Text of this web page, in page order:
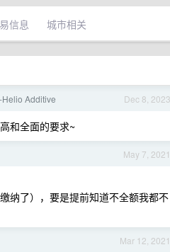
信息 城市相关
Dec 8, 2023
Helio Additive
和全面的要求~
May 7, 2021
纳了），要是提前知道不全额我都不
Mar 12, 2021